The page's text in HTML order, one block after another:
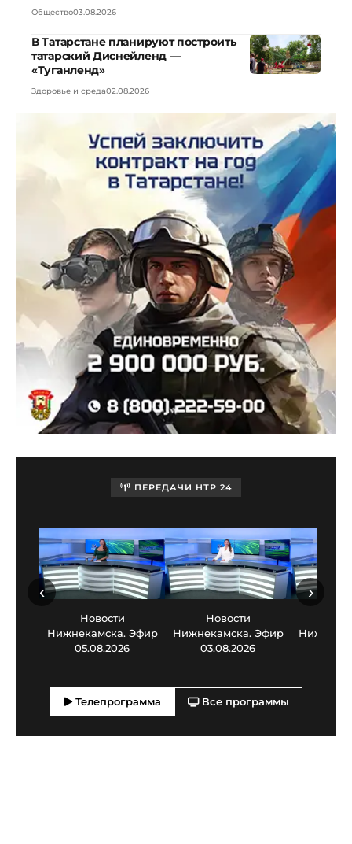
Общество03.08.2026
В Татарстане планируют построить
татарский Диснейленд —
«Туганленд»
Здоровье и среда02.08.2026
ПЕРЕДАЧИ НТР 24
Новости
Нижнекамска. Эфир
05.08.2026
Новости
Нижнекамска. Эфир
03.08.2026
‹ ›
Телепрограмма Все программы